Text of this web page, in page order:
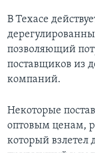
В Техасе
позволяющий
поставщиков из
компаний.
Некоторые
оптовым ценам,
который взлетел